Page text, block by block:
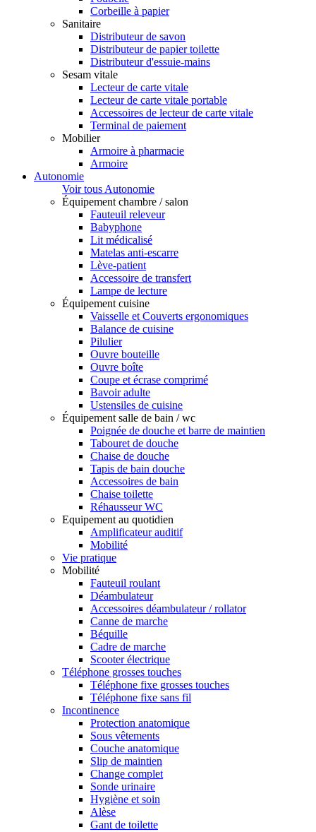
Corbeille à papier
Sanitaire
Distributeur de savon
Distributeur de papier toilette
Distributeur d'essuie-mains
Sesam vitale
Lecteur de carte vitale
Lecteur de carte vitale portable
Accessoires de lecteur de carte vitale
Terminal de paiement
Mobilier
Armoire à pharmacie
Armoire
Autonomie
Voir tous Autonomie
Équipement chambre / salon
Fauteuil releveur
Babyphone
Lit médicalisé
Matelas anti-escarre
Lève-patient
Accessoire de transfert
Lampe de lecture
Équipement cuisine
Vaisselle et Couverts ergonomiques
Balance de cuisine
Pilulier
Ouvre bouteille
Ouvre boîte
Coupe et écrase comprimé
Bavoir adulte
Ustensiles de cuisine
Équipement salle de bain / wc
Poignée de douche et barre de maintien
Tabouret de douche
Chaise de douche
Tapis de bain douche
Accessoires de bain
Chaise toilette
Réhausseur WC
Equipement au quotidien
Amplificateur auditif
Mobilité
Vie pratique
Mobilité
Fauteuil roulant
Déambulateur
Accessoires déambulateur / rollator
Canne de marche
Béquille
Cadre de marche
Scooter électrique
Téléphone grosses touches
Téléphone fixe grosses touches
Téléphone fixe sans fil
Incontinence
Protection anatomique
Sous vêtements
Couche anatomique
Slip de maintien
Change complet
Sonde urinaire
Hygiène et soin
Alèse
Gant de toilette